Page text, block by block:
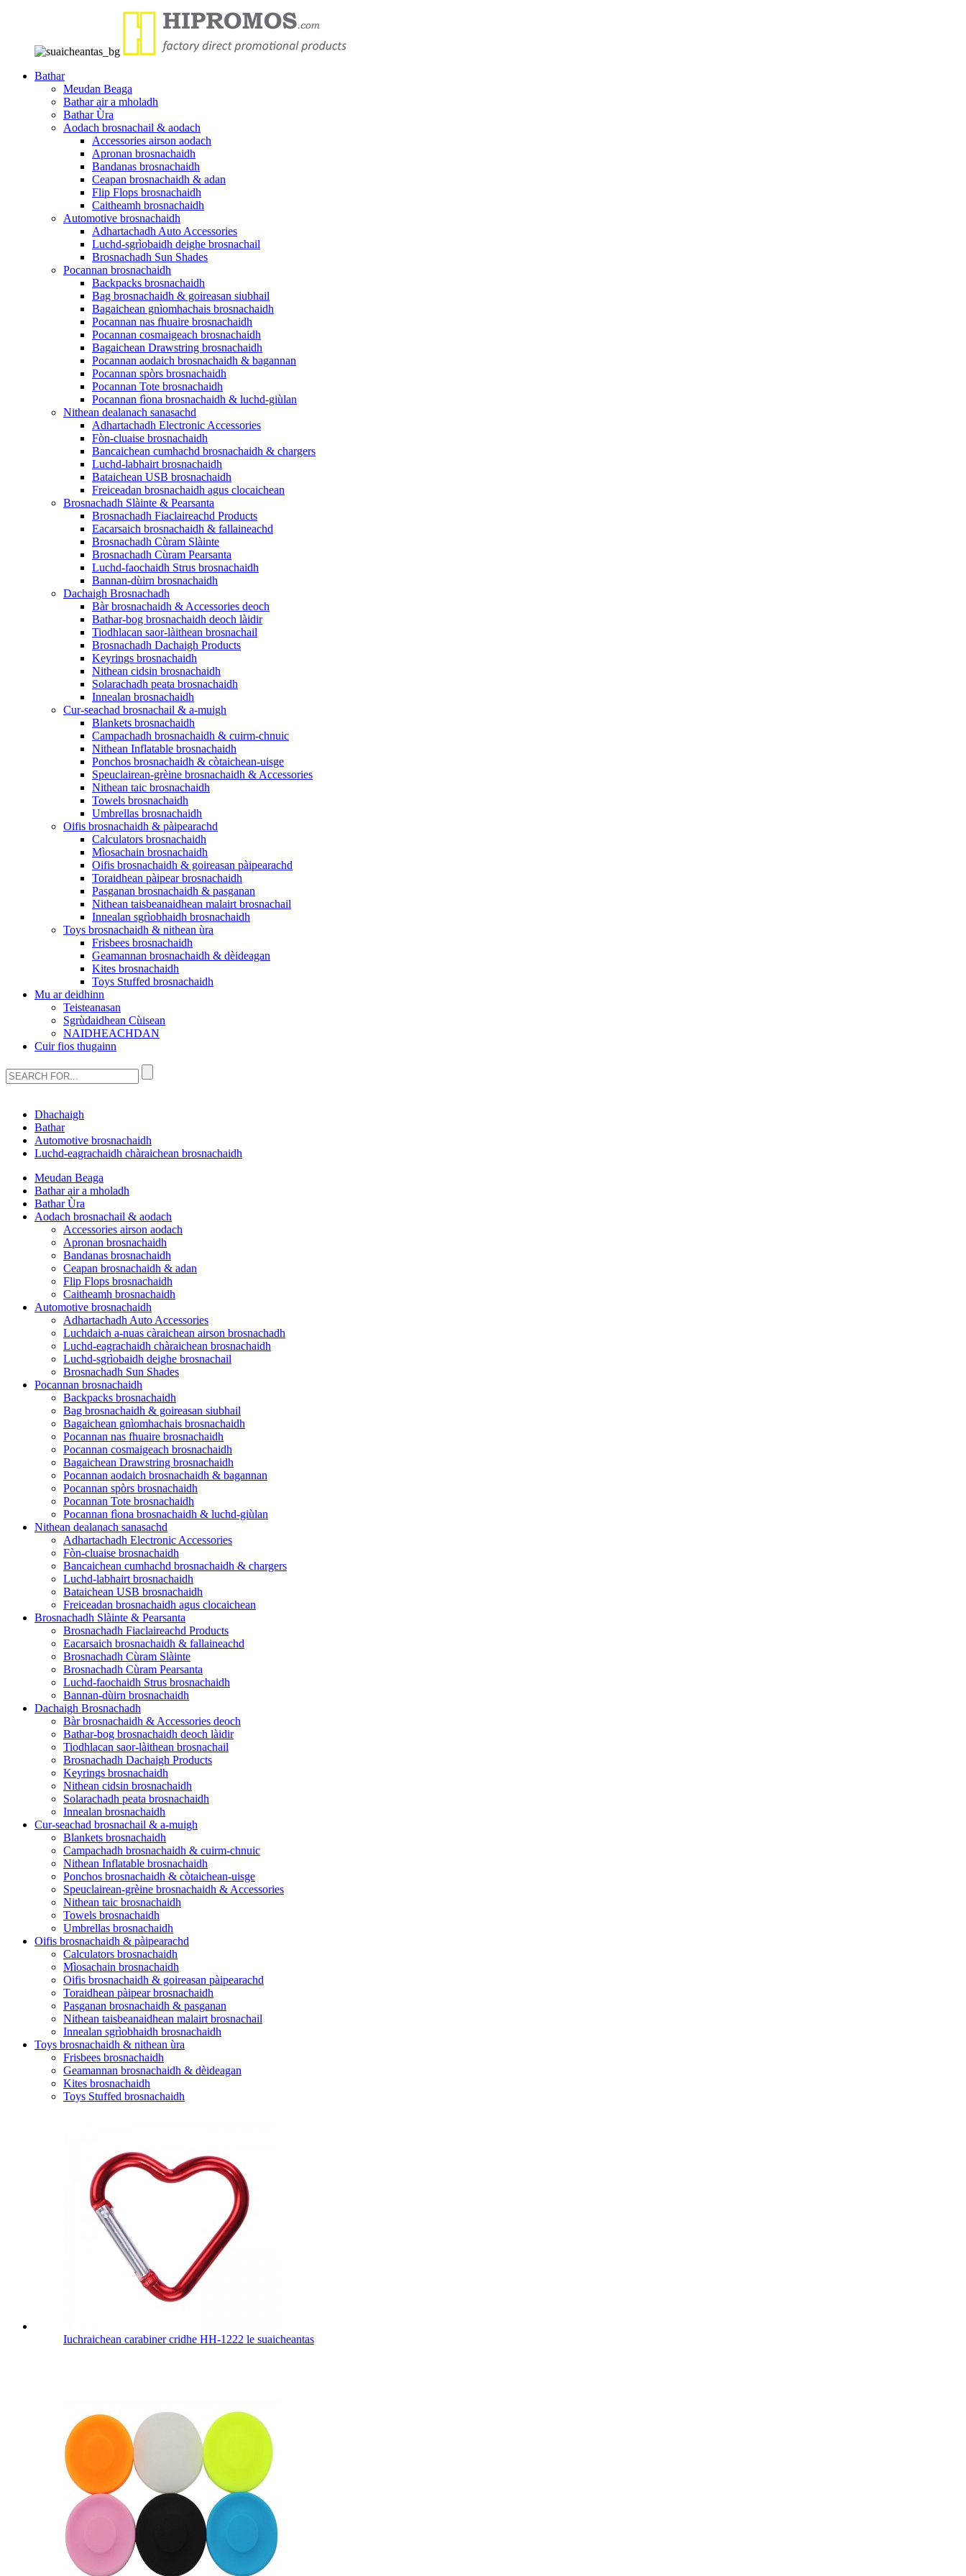
Bathar
Meudan Beaga
Bathar air a mholadh
Bathar Ùra
Aodach brosnachail & aodach
Accessories airson aodach
Apronan brosnachaidh
Bandanas brosnachaidh
Ceapan brosnachaidh & adan
Flip Flops brosnachaidh
Caitheamh brosnachaidh
Automotive brosnachaidh
Adhartachadh Auto Accessories
Luchd-sgrìobaidh deighe brosnachail
Brosnachadh Sun Shades
Pocannan brosnachaidh
Backpacks brosnachaidh
Bag brosnachaidh & goireasan siubhail
Bagaichean gnìomhachais brosnachaidh
Pocannan nas fhuaire brosnachaidh
Pocannan cosmaigeach brosnachaidh
Bagaichean Drawstring brosnachaidh
Pocannan aodaich brosnachaidh & bagannan
Pocannan spòrs brosnachaidh
Pocannan Tote brosnachaidh
Pocannan fìona brosnachaidh & luchd-giùlan
Nithean dealanach sanasachd
Adhartachadh Electronic Accessories
Fòn-cluaise brosnachaidh
Bancaichean cumhachd brosnachaidh & chargers
Luchd-labhairt brosnachaidh
Bataichean USB brosnachaidh
Freiceadan brosnachaidh agus clocaichean
Brosnachadh Slàinte & Pearsanta
Brosnachadh Fiaclaireachd Products
Eacarsaich brosnachaidh & fallaineachd
Brosnachadh Cùram Slàinte
Brosnachadh Cùram Pearsanta
Luchd-faochaidh Strus brosnachaidh
Bannan-dùirn brosnachaidh
Dachaigh Brosnachadh
Bàr brosnachaidh & Accessories deoch
Bathar-bog brosnachaidh deoch làidir
Tiodhlacan saor-làithean brosnachail
Brosnachadh Dachaigh Products
Keyrings brosnachaidh
Nithean cidsin brosnachaidh
Solarachadh peata brosnachaidh
Innealan brosnachaidh
Cur-seachad brosnachail & a-muigh
Blankets brosnachaidh
Campachadh brosnachaidh & cuirm-chnuic
Nithean Inflatable brosnachaidh
Ponchos brosnachaidh & còtaichean-uisge
Speuclairean-grèine brosnachaidh & Accessories
Nithean taic brosnachaidh
Towels brosnachaidh
Umbrellas brosnachaidh
Oifis brosnachaidh & pàipearachd
Calculators brosnachaidh
Mìosachain brosnachaidh
Oifis brosnachaidh & goireasan pàipearachd
Toraidhean pàipear brosnachaidh
Pasganan brosnachaidh & pasganan
Nithean taisbeanaidhean malairt brosnachail
Innealan sgrìobhaidh brosnachaidh
Toys brosnachaidh & nithean ùra
Frisbees brosnachaidh
Geamannan brosnachaidh & dèideagan
Kites brosnachaidh
Toys Stuffed brosnachaidh
Mu ar deidhinn
Teisteanasan
Sgrùdaidhean Cùisean
NAIDHEACHDAN
Cuir fios thugainn
Dhachaigh
Bathar
Automotive brosnachaidh
Luchd-eagrachaidh chàraichean brosnachaidh
Meudan Beaga
Bathar air a mholadh
Bathar Ùra
Aodach brosnachail & aodach
Accessories airson aodach
Apronan brosnachaidh
Bandanas brosnachaidh
Ceapan brosnachaidh & adan
Flip Flops brosnachaidh
Caitheamh brosnachaidh
Automotive brosnachaidh
Adhartachadh Auto Accessories
Luchdaich a-nuas càraichean airson brosnachadh
Luchd-eagrachaidh chàraichean brosnachaidh
Luchd-sgrìobaidh deighe brosnachail
Brosnachadh Sun Shades
Pocannan brosnachaidh
Backpacks brosnachaidh
Bag brosnachaidh & goireasan siubhail
Bagaichean gnìomhachais brosnachaidh
Pocannan nas fhuaire brosnachaidh
Pocannan cosmaigeach brosnachaidh
Bagaichean Drawstring brosnachaidh
Pocannan aodaich brosnachaidh & bagannan
Pocannan spòrs brosnachaidh
Pocannan Tote brosnachaidh
Pocannan fìona brosnachaidh & luchd-giùlan
Nithean dealanach sanasachd
Adhartachadh Electronic Accessories
Fòn-cluaise brosnachaidh
Bancaichean cumhachd brosnachaidh & chargers
Luchd-labhairt brosnachaidh
Bataichean USB brosnachaidh
Freiceadan brosnachaidh agus clocaichean
Brosnachadh Slàinte & Pearsanta
Brosnachadh Fiaclaireachd Products
Eacarsaich brosnachaidh & fallaineachd
Brosnachadh Cùram Slàinte
Brosnachadh Cùram Pearsanta
Luchd-faochaidh Strus brosnachaidh
Bannan-dùirn brosnachaidh
Dachaigh Brosnachadh
Bàr brosnachaidh & Accessories deoch
Bathar-bog brosnachaidh deoch làidir
Tiodhlacan saor-làithean brosnachail
Brosnachadh Dachaigh Products
Keyrings brosnachaidh
Nithean cidsin brosnachaidh
Solarachadh peata brosnachaidh
Innealan brosnachaidh
Cur-seachad brosnachail & a-muigh
Blankets brosnachaidh
Campachadh brosnachaidh & cuirm-chnuic
Nithean Inflatable brosnachaidh
Ponchos brosnachaidh & còtaichean-uisge
Speuclairean-grèine brosnachaidh & Accessories
Nithean taic brosnachaidh
Towels brosnachaidh
Umbrellas brosnachaidh
Oifis brosnachaidh & pàipearachd
Calculators brosnachaidh
Mìosachain brosnachaidh
Oifis brosnachaidh & goireasan pàipearachd
Toraidhean pàipear brosnachaidh
Pasganan brosnachaidh & pasganan
Nithean taisbeanaidhean malairt brosnachail
Innealan sgrìobhaidh brosnachaidh
Toys brosnachaidh & nithean ùra
Frisbees brosnachaidh
Geamannan brosnachaidh & dèideagan
Kites brosnachaidh
Toys Stuffed brosnachaidh
Iuchraichean carabiner cridhe HH-1222 le suaicheantas